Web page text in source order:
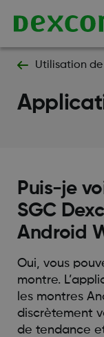
Utilisation de
Puis-je
SGC
Android
Oui, vous
montre.
les montres
discrètement
de tendance